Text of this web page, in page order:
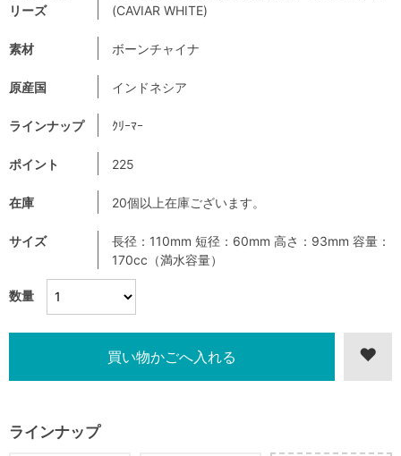
数量
リーズ
(CAVIAR WHITE)
素材 ボーンチャイナ
原産国 インドネシア
ラインナップ ｸﾘｰﾏｰ
ポイント 225
在庫 20個以上在庫ございます。
サイズ
長径：110mm 短径：60mm 高さ：93mm 容量：
170cc（満水容量）
ラインナップ